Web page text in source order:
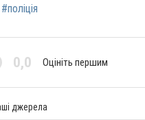
#поліція
0,0 Оцініть першим
джерела